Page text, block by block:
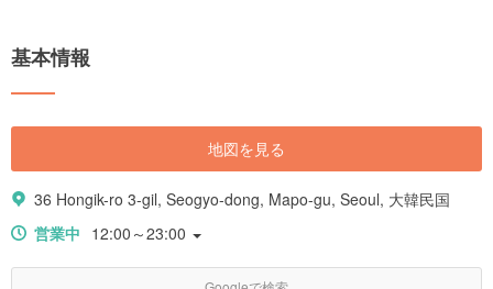
基本情報
地図を見る
36 Hongik-ro 3-gil, Seogyo-dong, Mapo-gu, Seoul, 大韓民国
営業中 12:00～23:00